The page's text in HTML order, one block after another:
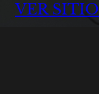
VER SITIO